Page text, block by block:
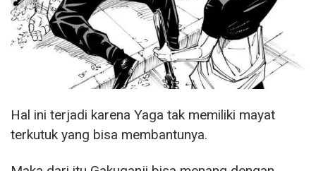
Hal ini terjadi karena Yaga tak memiliki mayat
terkutuk yang bisa membantunya.